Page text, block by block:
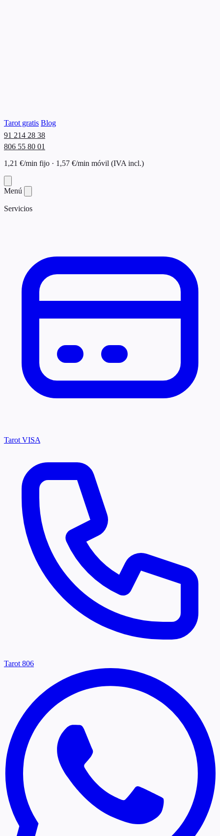
Tarot gratis Blog
91 214 28 38
806 55 80 01
1,21 €/min fijo · 1,57 €/min móvil (IVA incl.)
Menú
Servicios
Tarot VISA
Tarot 806